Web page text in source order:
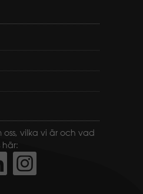
vilka vi är och vad
här: